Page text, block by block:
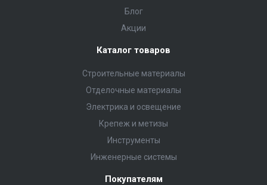
Блог
Акции
Каталог товаров
Строительные материалы
Отделочные материалы
Электрика и освещение
Крепеж и метизы
Инструменты
Инженерные системы
Покупателям